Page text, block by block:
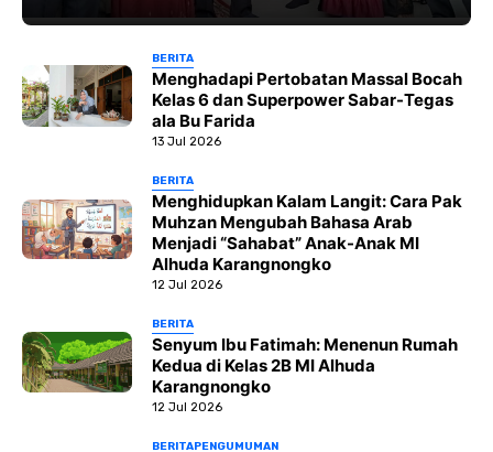
BERITA
Menghadapi Pertobatan Massal Bocah
Kelas 6 dan Superpower Sabar-Tegas
ala Bu Farida
13 Jul 2026
BERITA
Menghidupkan Kalam Langit: Cara Pak
Muhzan Mengubah Bahasa Arab
Menjadi “Sahabat” Anak-Anak MI
Alhuda Karangnongko
12 Jul 2026
BERITA
Senyum Ibu Fatimah: Menenun Rumah
Kedua di Kelas 2B MI Alhuda
Karangnongko
12 Jul 2026
BERITAPENGUMUMAN